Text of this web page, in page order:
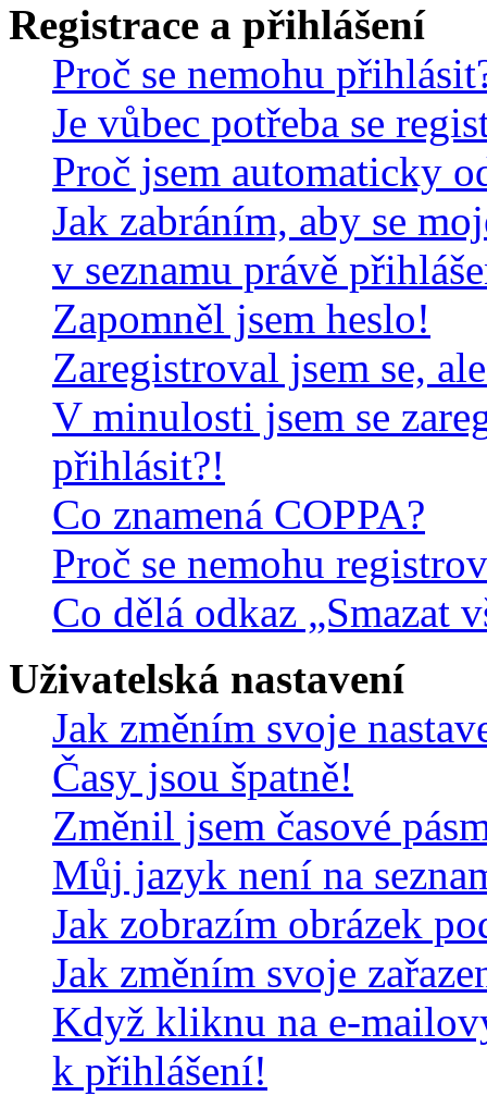
Registrace a přihlášení
Proč se nemohu
Je vůbec potřeba se
Proč jsem automaticky
Jak zabráním, aby se
v seznamu právě
Zapomněl jsem heslo!
Zaregistroval jsem se,
V minulosti jsem se
přihlásit?!
Co znamená COPPA?
Proč se nemohu
Co dělá odkaz „Smazat
Uživatelská nastavení
Jak změním svoje
Časy jsou špatně!
Změnil jsem časové
Můj jazyk není na
Jak zobrazím obrázek
Jak změním svoje
Když kliknu na e-
k přihlášení!